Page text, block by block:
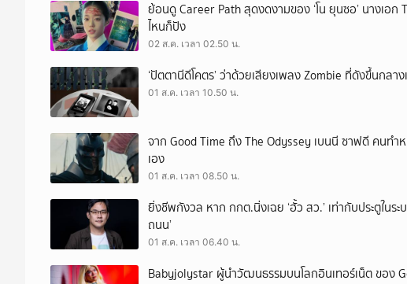
ย้อนดู Career Path สุดงดงามของ ‘โน ยุนซอ’ นางเอ
ไหนก็ปัง
02 ส.ค. เวลา 02.50 น.
‘ปัตตานีดีโคตร’ ว่าด้วยเสียงเพลง Zombie ที่ดังขึ้นกลา
01 ส.ค. เวลา 10.50 น.
จาก Good Time ถึง The Odyssey เบนนี ซาฟดี คนทำ
เอง
01 ส.ค. เวลา 08.50 น.
ยิ่งชีพกังวล หาก กกต.นิ่งเฉย ‘ฮั้ว สว.’ เท่ากับประตูในร
ถนน’
01 ส.ค. เวลา 06.40 น.
Babyjolystar ผู้นำวัฒนธรรมบนโลกอินเทอร์เน็ต ของ